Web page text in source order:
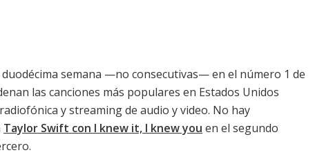
semana —no consecutivas— en el número 1 de
las canciones más populares en Estados Unidos
y streaming de audio y video. No hay
Taylor Swift con I knew it, I knew you en el segundo